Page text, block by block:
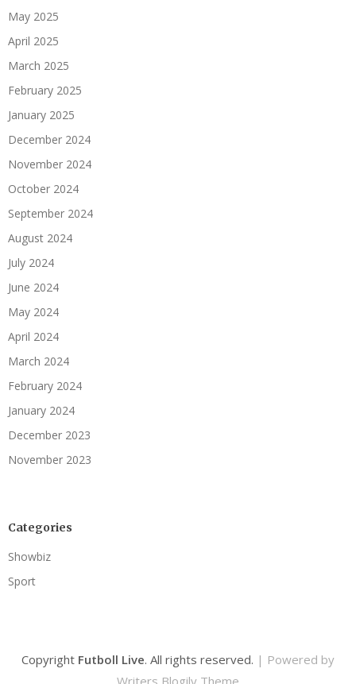
May 2025
April 2025
March 2025
February 2025
January 2025
December 2024
November 2024
October 2024
September 2024
August 2024
July 2024
June 2024
May 2024
April 2024
March 2024
February 2024
January 2024
December 2023
November 2023
Categories
Showbiz
Sport
Copyright Futboll Live. All rights reserved. | Powered by
Writers Blogily Theme